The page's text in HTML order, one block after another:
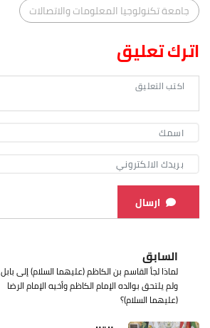
جامعة تكنولوجيا المعلومات والاتصالات
اترك تعليق
ارسال
السابق
لماذا لجأ القاسم بن الكاظم (عليهما السلام) إلى بابل
ولم يلتحق بوالده الإمام الكاظم وأخيه الإمام الرضا
(عليهما السلام)؟